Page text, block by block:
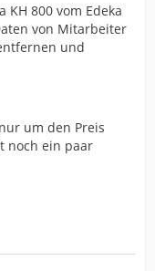
800 vom Edeka
von Mitarbeiter
und
um den Preis
noch ein paar